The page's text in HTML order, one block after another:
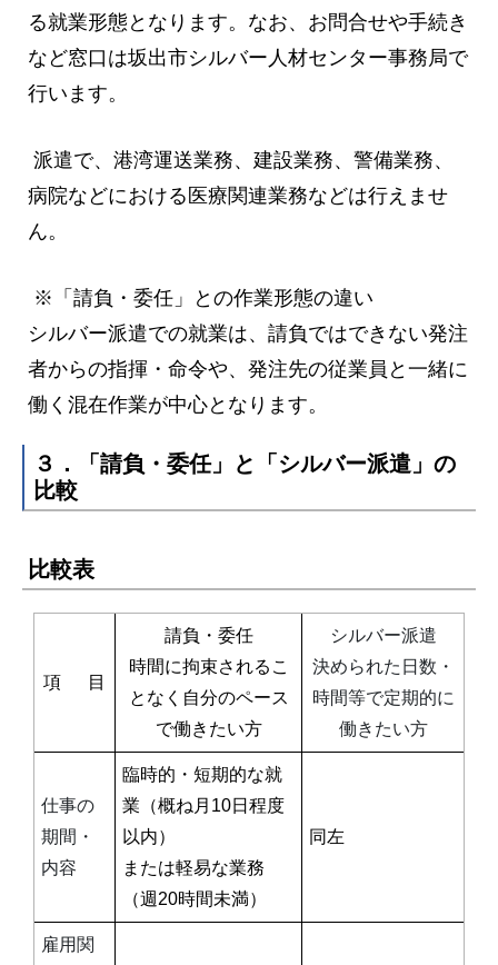
る就業形態となります。なお、お問合せや手続き
など窓口は坂出市シルバー人材センター事務局で
行います。
派遣で、港湾運送業務、建設業務、警備業務、
病院などにおける医療関連業務などは行えませ
ん。
※「請負・委任」との作業形態の違い
シルバー派遣での就業は、請負ではできない発注
者からの指揮・命令や、発注先の従業員と一緒に
働く混在作業が中心となります。
３．「請負・委任」と「シルバー派遣」の
比較
比較表
項 目
請負・委任
時間に拘束されるこ
となく自分のペース
で働きたい方
シルバー派遣
決められた日数・
時間等で定期的に
働きたい方
仕事の
期間・
内容
臨時的・短期的な就
業（概ね月10日程度
以内）
または軽易な業務
（週20時間未満）
同左
雇用関